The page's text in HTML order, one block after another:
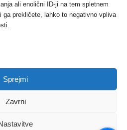
ali enolični ID-ji na tem spletnem
ga prekličete, lahko to negativno vpliva
Sprejmi
Zavrni
Celovcu v korist elektrarnam
cvetličarskega mojstra Andreja
novembra, 2017